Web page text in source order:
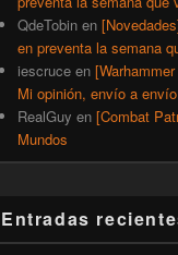
QdeTobin en
en preventa la semana
iescruce en
Mi opinión, envío a envío
RealGuy en [Combat
Mundos
Entradas